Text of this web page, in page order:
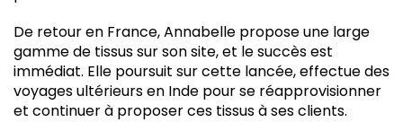
De retour en France, Annabelle propose une large
gamme de tissus sur son site, et le succès est
immédiat. Elle poursuit sur cette lancée, effectue des
voyages ultérieurs en Inde pour se réapprovisionner
et continuer à proposer ces tissus à ses clients.